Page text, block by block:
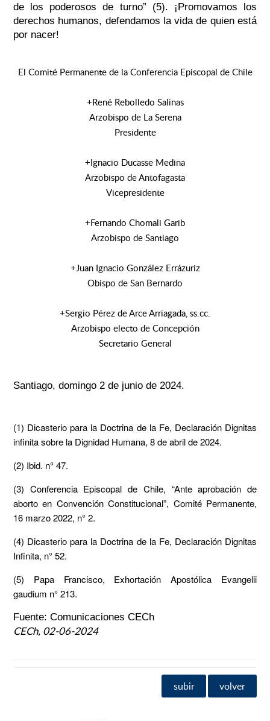
de los poderosos de turno” (5). ¡Promovamos los
derechos humanos, defendamos la vida de quien está
por nacer!
El Comité Permanente de la Conferencia Episcopal de Chile
+René Rebolledo Salinas
Arzobispo de La Serena
Presidente
+Ignacio Ducasse Medina
Arzobispo de Antofagasta
Vicepresidente
+Fernando Chomali Garib
Arzobispo de Santiago
+Juan Ignacio González Errázuriz
Obispo de San Bernardo
+Sergio Pérez de Arce Arriagada, ss.cc.
Arzobispo electo de Concepción
Secretario General
Santiago, domingo 2 de junio de 2024.
(1) Dicasterio para la Doctrina de la Fe, Declaración Dignitas
infinita sobre la Dignidad Humana, 8 de abril de 2024.
(2) Ibid. n° 47.
(3) Conferencia Episcopal de Chile, “Ante aprobación de
aborto en Convención Constitucional”, Comité Permanente,
16 marzo 2022, n° 2.
(4) Dicasterio para la Doctrina de la Fe, Declaración Dignitas
Infinita, n° 52.
(5) Papa Francisco, Exhortación Apostólica Evangelii
gaudium n° 213.
Fuente: Comunicaciones CECh
CECh, 02-06-2024
subir volver